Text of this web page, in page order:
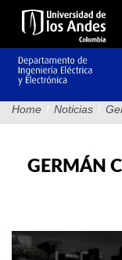
Pasar
contenido
principal
Home / Noticias /
GERMÁN